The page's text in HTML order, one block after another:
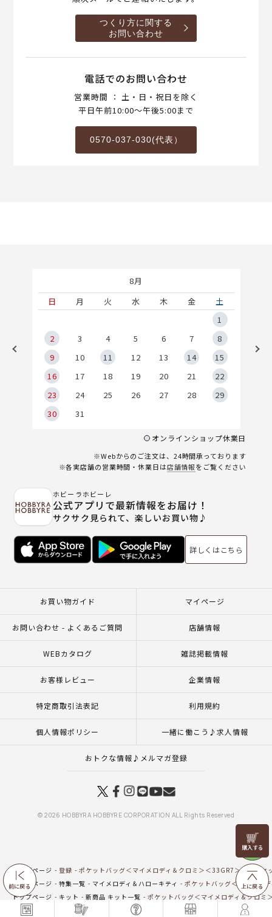
前に戻る
リリヤン
フェア
上に戻る
つくり方に関する
お問い合わせ
電話でのお問い合わせ
営業時間 ： 土・日・祝日を除く
平日午前10:00～午後5:00まで
0570-037-030(代表）
8月
日
月 火 水 木 金
土
1
2
3 4 5 6 7
8
9
10 11 12 13 14
15
16
17 18 19 20 21
22
23
24 25 26 27 28
29
30
31
オンラインショップ休業日
※Webからのご注文は、24時間承っております
※各実店舗の営業時間・休業日は店舗情報をご覧ください
ホビーラホビーレ
公式アプリで最新情報をお届け！
サクサク見られて、楽しいお買い物♪
詳しくはこちら
お買い物ガイド マイページ
お問い合わせ - よくあるご質問 店舗情報
WEBカタログ 雑誌掲載情報
お客様レビュー 企業情報
特定商取引法表記 利用規約
個人情報ポリシー 一緒に働こう♪求人情報
おトクな情報♪メルマガ登録
© 2026 HOBBYRA HOBBYRE CORPORATION ALL Rights Reserved
トップページ 登録
ポケットバッグ＜マイメロディ＆クロミ＞＜33GR7＞（材料セ
トップページ
特集一覧 マイメロディ＆ハローキティ
ポケットバッグ＜マイメロ
トップページ
キット 新商品 キット一覧
ポケットバッグ＜マイメロディ＆クロミ
トップページ
一覧はこちら(バッグ・ポーチ) ポケットバッグ＜マイメロディ＆ク